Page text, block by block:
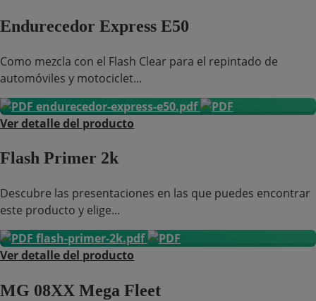
Endurecedor Express E50
Como mezcla con el Flash Clear para el repintado de
automóviles y motociclet...
endurecedor-express-e50.pdf
Ver detalle del producto
Flash Primer 2k
Descubre las presentaciones en las que puedes encontrar
este producto y elige...
flash-primer-2k.pdf
Ver detalle del producto
MG 08XX Mega Fleet